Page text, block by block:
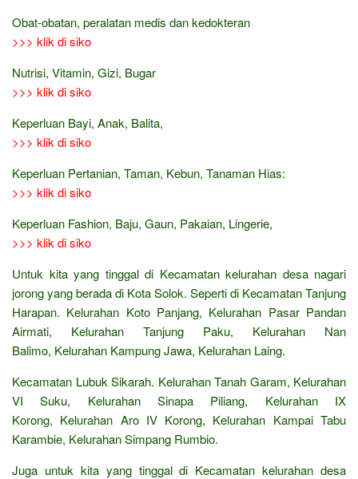
Obat-obatan, peralatan medis dan kedokteran
>>> klik di siko
Nutrisi, Vitamin, Gizi, Bugar
>>> klik di siko
Keperluan Bayi, Anak, Balita,
>>> klik di siko
Keperluan Pertanian, Taman, Kebun, Tanaman Hias:
>>> klik di siko
Keperluan Fashion, Baju, Gaun, Pakaian, Lingerie,
>>> klik di siko
Untuk kita yang tinggal di Kecamatan kelurahan desa nagari
jorong yang berada di Kota Solok. Seperti di Kecamatan Tanjung
Harapan. Kelurahan Koto Panjang, Kelurahan Pasar Pandan
Airmati, Kelurahan Tanjung Paku, Kelurahan Nan
Balimo, Kelurahan Kampung Jawa, Kelurahan Laing.
Kecamatan Lubuk Sikarah. Kelurahan Tanah Garam, Kelurahan
VI Suku, Kelurahan Sinapa Piliang, Kelurahan IX
Korong, Kelurahan Aro IV Korong, Kelurahan Kampai Tabu
Karambie, Kelurahan Simpang Rumbio.
Juga untuk kita yang tinggal di Kecamatan kelurahan desa